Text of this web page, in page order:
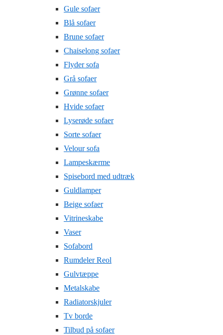
Gule sofaer
Blå sofaer
Brune sofaer
Chaiselong sofaer
Flyder sofa
Grå sofaer
Grønne sofaer
Hvide sofaer
Lyserøde sofaer
Sorte sofaer
Velour sofa
Lampeskærme
Spisebord med udtræk
Guldlamper
Beige sofaer
Vitrineskabe
Vaser
Sofabord
Rumdeler Reol
Gulvtæppe
Metalskabe
Radiatorskjuler
Tv borde
Tilbud på sofaer